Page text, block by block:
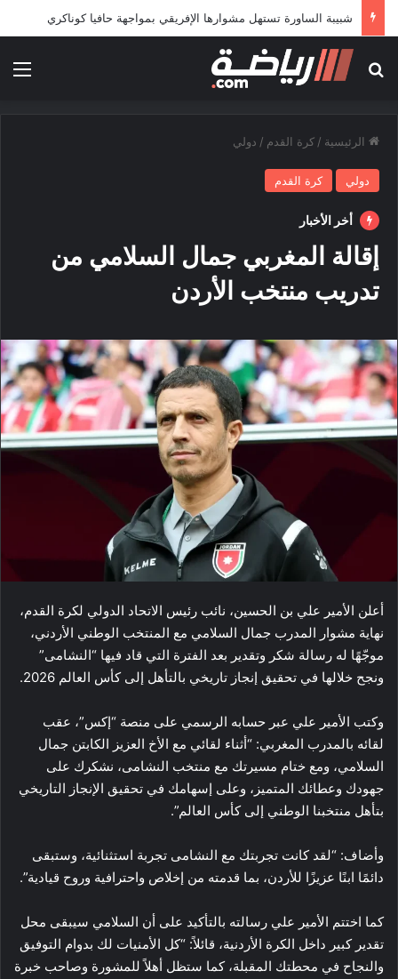
شبيبة الساورة تستهل مشوارها الإفريقي بمواجهة حافيا كوناكري
بحث عن
الرئيسية / كرة القدم / دولي
دولي كرة القدم
أخر الأخبار
إقالة المغربي جمال السلامي من
تدريب منتخب الأردن
أعلن الأمير علي بن الحسين، نائب رئيس الاتحاد الدولي لكرة القدم،
نهاية مشوار المدرب جمال السلامي مع المنتخب الوطني الأردني،
موجّهًا له رسالة شكر وتقدير بعد الفترة التي قاد فيها “النشامى”
ونجح خلالها في تحقيق إنجاز تاريخي بالتأهل إلى كأس العالم 2026.
وكتب الأمير علي عبر حسابه الرسمي على منصة “إكس”، عقب
لقائه بالمدرب المغربي: “أثناء لقائي مع الأخ العزيز الكابتن جمال
السلامي، ومع ختام مسيرتك مع منتخب النشامى، نشكرك على
جهودك وعطائك المتميز، وعلى إسهامك في تحقيق الإنجاز التاريخي
بتأهل منتخبنا الوطني إلى كأس العالم”.
وأضاف: “لقد كانت تجربتك مع النشامى تجربة استثنائية، وستبقى
دائمًا ابنًا عزيزًا للأردن، بما قدمته من إخلاص واحترافية وروح قيادية”.
كما اختتم الأمير علي رسالته بالتأكيد على أن السلامي سيبقى محل
تقدير كبير داخل الكرة الأردنية، قائلاً: “كل الأمنيات لك بدوام التوفيق
والنجاح في محطتك المقبلة، كما ستظل أهلاً للمشورة وصاحب خبرة